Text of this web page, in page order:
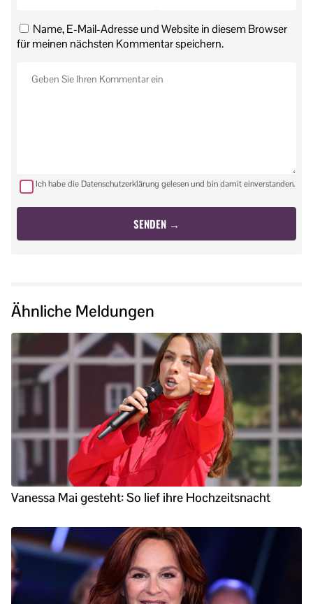
Name, E-Mail-Adresse und Website in diesem Browser
für meinen nächsten Kommentar speichern.
Ich habe die Datenschutzerklärung gelesen und bin damit einverstanden.
Ähnliche Meldungen
Vanessa Mai gesteht: So lief ihre Hochzeitsnacht